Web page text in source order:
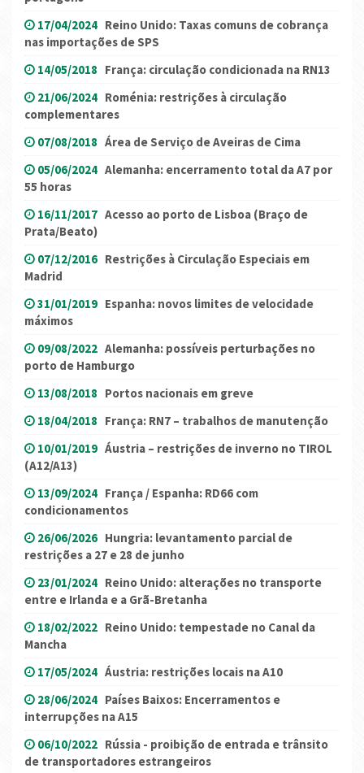
17/04/2024 Reino Unido: Taxas comuns de cobrança
nas importações de SPS
14/05/2018 França: circulação condicionada na RN13
21/06/2024 Roménia: restrições à circulação
complementares
07/08/2018 Área de Serviço de Aveiras de Cima
05/06/2024 Alemanha: encerramento total da A7 por
55 horas
16/11/2017 Acesso ao porto de Lisboa (Braço de
Prata/Beato)
07/12/2016 Restrições à Circulação Especiais em
Madrid
31/01/2019 Espanha: novos limites de velocidade
máximos
09/08/2022 Alemanha: possíveis perturbações no
porto de Hamburgo
13/08/2018 Portos nacionais em greve
18/04/2018 França: RN7 – trabalhos de manutenção
10/01/2019 Áustria – restrições de inverno no TIROL
(A12/A13)
13/09/2024 França / Espanha: RD66 com
condicionamentos
26/06/2026 Hungria: levantamento parcial de
restrições a 27 e 28 de junho
23/01/2024 Reino Unido: alterações no transporte
entre e Irlanda e a Grã-Bretanha
18/02/2022 Reino Unido: tempestade no Canal da
Mancha
17/05/2024 Áustria: restrições locais na A10
28/06/2024 Países Baixos: Encerramentos e
interrupções na A15
06/10/2022 Rússia - proibição de entrada e trânsito
de transportadores estrangeiros